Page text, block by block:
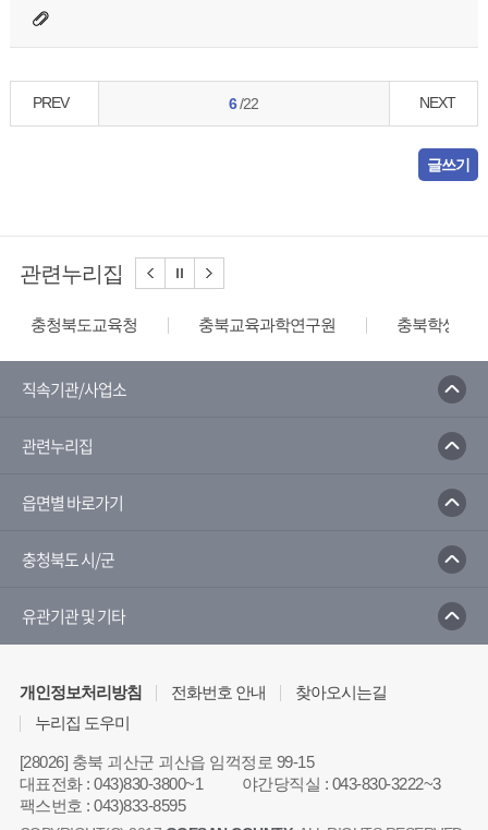
PREV 6/22 NEXT
글쓰기
관련누리집
충청북도교육청 충북교육과학연구원 충북학생교
직속기관/사업소
관련누리집
읍면별 바로가기
충청북도 시/군
유관기관 및 기타
개인정보처리방침 전화번호 안내
찾아오시는길
누리집 도우미
[28026] 충북 괴산군 괴산읍 임꺽정로 99-15
대표전화:043)830-3800~1 야간당직실 : 043-830-3222~3
팩스번호 :043)833-8595